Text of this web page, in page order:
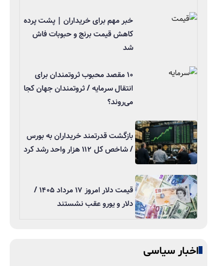
خبر مهم برای خریداران | پشت پرده
کاهش قیمت برنج و حبوبات فاش
شد
۱۰ مقصد محبوب ثروتمندان برای
انتقال سرمایه / ثروتمندان جهان کجا
می‌روند؟
بازگشت قدرتمند خریداران به بورس
/ شاخص کل ۱۱۲ هزار واحد رشد کرد
قیمت دلار امروز ۱۷ مرداد ۱۴۰۵ /
دلار و یورو عقب نشستند
اخبار سیاسی